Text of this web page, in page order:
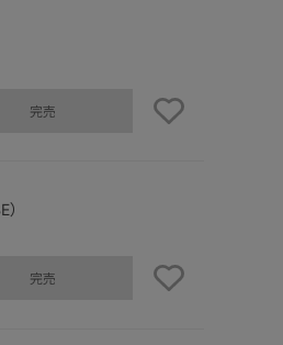
完売
完売